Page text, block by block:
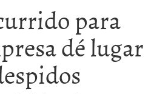
para
dé lugar